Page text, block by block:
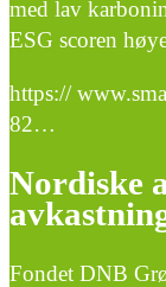
med lav
ESG scoren
https://
82…
Nordiske
Fondet DNB